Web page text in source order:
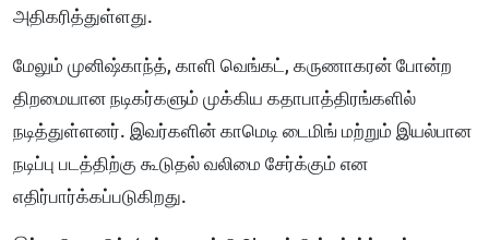
அதிகரித்துள்ளது.
மேலும் முனிஷ்காந்த், காளி வெங்கட், கருணாகரன் போன்ற
திறமையான நடிகர்களும் முக்கிய கதாபாத்திரங்களில்
நடித்துள்ளனர். இவர்களின் காமெடி டைமிங் மற்றும் இயல்பான
நடிப்பு படத்திற்கு கூடுதல் வலிமை சேர்க்கும் என
எதிர்பார்க்கப்படுகிறது.